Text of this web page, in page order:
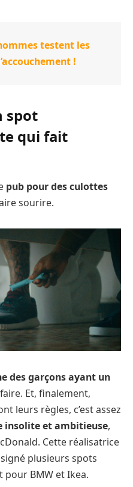
testent les
!
spot
qui fait
pub pour des culottes
sourire.
des garçons ayant un
Et, finalement,
leurs règles, c’est assez
insolite et ambitieuse,
Cette réalisatrice
plusieurs spots
BMW et Ikea.